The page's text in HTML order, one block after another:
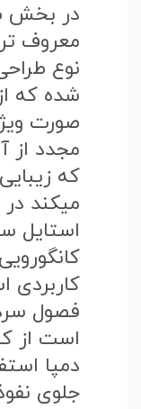
در بخش
معروف
نوع
شده که
صورت
مجدد از
که
میکند
استایل
فصول
است از
دمپا
جلوی